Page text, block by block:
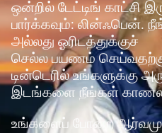
ஒன்றில் டேட்டிங் காட்சி
பார்க்கவும்: லின்ஃபென்.
அல்லது ஓரிடத்துக்குச்
செல்ல பயணம்
டின்டெரில் உங்களுக்கு
இடங்களை நீங்கள்
உங்களைப் போன்ற